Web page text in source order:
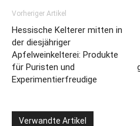
Vorheriger Artikel
Hessische Kelterer mitten in
der diesjähriger
Apfelweinkelterei: Produkte
für Puristen und
Experimentierfreudige
Verwandte Artikel